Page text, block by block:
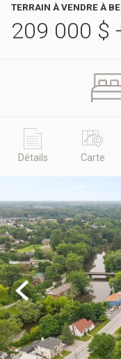
TERRAIN À VENDRE À
209 000 $
Détails Carte
Previous